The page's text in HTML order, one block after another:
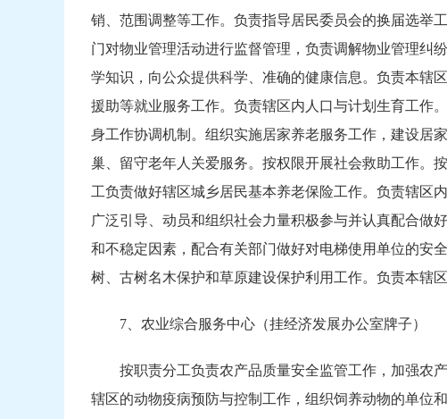
销、范围调整等工作。负责指导居民委员会的换届选举
门对物业管理活动进行监督管理，负责调解物业管理纠
学知识，向公众提供科学、准确的健康信息。负责本辖
援助等就业服务工作。负责辖区内人口与计划生育工作
身工作协调机制。组织实施居家养老服务工作，建设居
巢、留守老年人关爱服务。按权限开展社会救助工作。
工负责做好辖区城乡居民基本养老保险工作。负责辖区
广泛引导、动员和组织社会力量积极参与并认真配合做
和不稳定因素，配合有关部门做好对电梯使用单位的安
树、古树名木保护和草原建设保护利用工作。负责本辖
7、农业综合服务中心（挂经济发展办公室牌子）
按职责分工负责农产品质量安全监管工作，加强农
辖区的动物疫病预防与控制工作，组织饲养动物的单位